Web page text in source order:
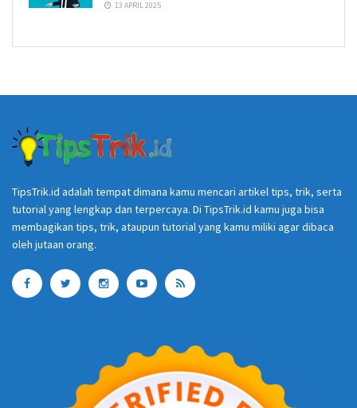
13 APRIL 2025
TipsTrik.id adalah tempat dimana kamu mencari artikel tips, trik, serta
tutorial yang lengkap dan terpercaya. Di TipsTrik.id kamu juga bisa
membagikan tips, trik, ataupun tutorial yang kamu miliki agar dibaca
oleh jutaan orang.